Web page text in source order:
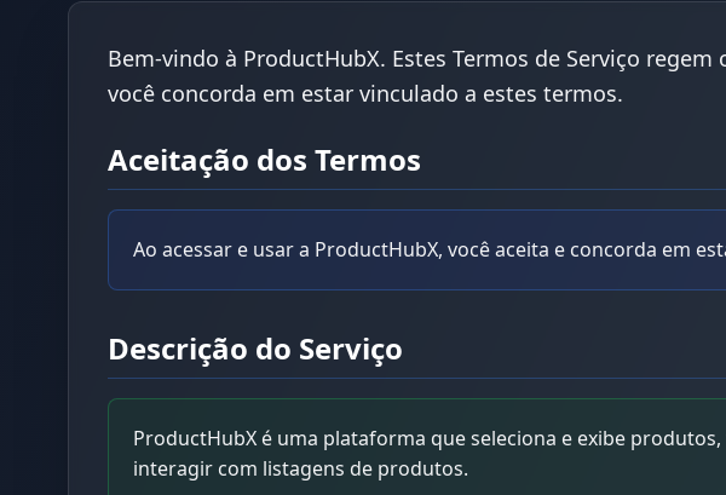
Bem-vindo à ProductHubX. Estes Termos de Serviço
você concorda em estar vinculado a estes termos.
Aceitação dos Termos
Ao acessar e usar a ProductHubX, você aceita e concorda em
Descrição do Serviço
ProductHubX é uma plataforma que seleciona e exibe
interagir com listagens de produtos.